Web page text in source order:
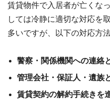
賃貸物件で入居者が亡くな
しては冷静に適切な対応を
多いですが、以下の対応方
警察・関係機関への連絡
管理会社・保証人・遺族
賃貸契約の解約手続きを